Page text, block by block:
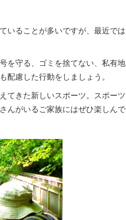
いることが多いですが、最近では
を守る、ゴミを捨てない、私有地
配慮した行動をしましょう。
てきた新しいスポーツ。スポーツ
んがいるご家族にはぜひ楽しんで